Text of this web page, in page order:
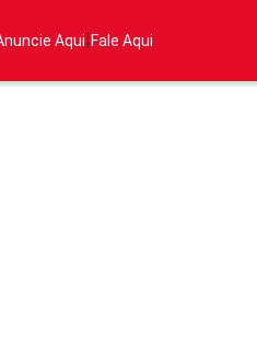
Aqui|Fale Aqui